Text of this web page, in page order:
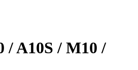
/ A10S / M10 /